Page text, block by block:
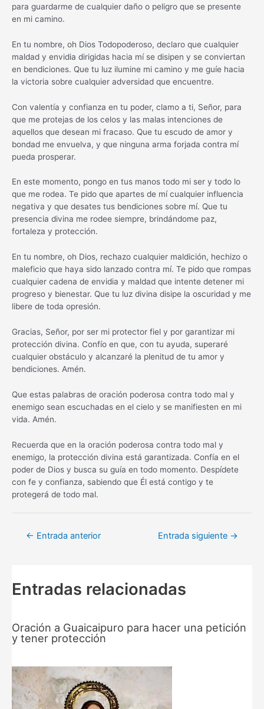
para guardarme de cualquier daño o peligro que se presente
en mi camino.
En tu nombre, oh Dios Todopoderoso, declaro que cualquier
maldad y envidia dirigidas hacia mí se disipen y se conviertan
en bendiciones. Que tu luz ilumine mi camino y me guíe hacia
la victoria sobre cualquier adversidad que encuentre.
Con valentía y confianza en tu poder, clamo a ti, Señor, para
que me protejas de los celos y las malas intenciones de
aquellos que desean mi fracaso. Que tu escudo de amor y
bondad me envuelva, y que ninguna arma forjada contra mí
pueda prosperar.
En este momento, pongo en tus manos todo mi ser y todo lo
que me rodea. Te pido que apartes de mí cualquier influencia
negativa y que desates tus bendiciones sobre mí. Que tu
presencia divina me rodee siempre, brindándome paz,
fortaleza y protección.
En tu nombre, oh Dios, rechazo cualquier maldición, hechizo o
maleficio que haya sido lanzado contra mí. Te pido que rompas
cualquier cadena de envidia y maldad que intente detener mi
progreso y bienestar. Que tu luz divina disipe la oscuridad y me
libere de toda opresión.
Gracias, Señor, por ser mi protector fiel y por garantizar mi
protección divina. Confío en que, con tu ayuda, superaré
cualquier obstáculo y alcanzaré la plenitud de tu amor y
bendiciones. Amén.
Que estas palabras de oración poderosa contra todo mal y
enemigo sean escuchadas en el cielo y se manifiesten en mi
vida. Amén.
Recuerda que en la oración poderosa contra todo mal y
enemigo, la protección divina está garantizada. Confía en el
poder de Dios y busca su guía en todo momento. Despídete
con fe y confianza, sabiendo que Él está contigo y te
protegerá de todo mal.
Navegación
← Entrada anterior Entrada siguiente →
Entradas relacionadas
Oración a Guaicaipuro para hacer una petición
y tener protección